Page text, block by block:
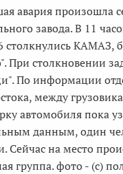
авария произошла
завода. В 11
столкнулись КАМАЗ,
При столкновении
По информации
между
автомобиля пока
данным, один
Сейчас на место
группа. фото - (с)